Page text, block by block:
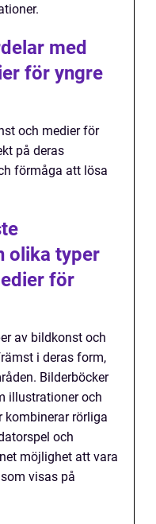
med
för yngre
och medier för
på deras
förmåga att lösa
olika typer
för
av bildkonst och
i deras form,
Bilderböcker
illustrationer och
kombinerar rörliga
och
möjlighet att vara
visas på